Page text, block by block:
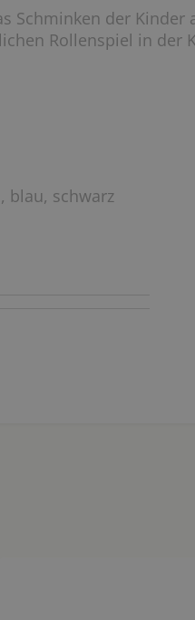
Schminken der Kinder
Rollenspiel in der
blau, schwarz